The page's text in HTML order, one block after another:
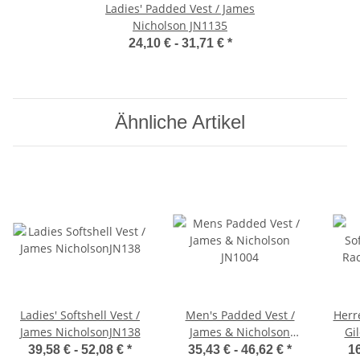
Ladies' Padded Vest / James
Nicholson JN1135
24,10 € - 31,71 € *
Ähnliche Artikel
Ladies' Softshell Vest /
James NicholsonJN138
39,58 € - 52,08 € *
Men's Padded Vest /
James & Nicholson
JN1004
35,43 € - 46,62 € *